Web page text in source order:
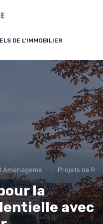
DE L'IMMOBILIER
Projets de
la
avec